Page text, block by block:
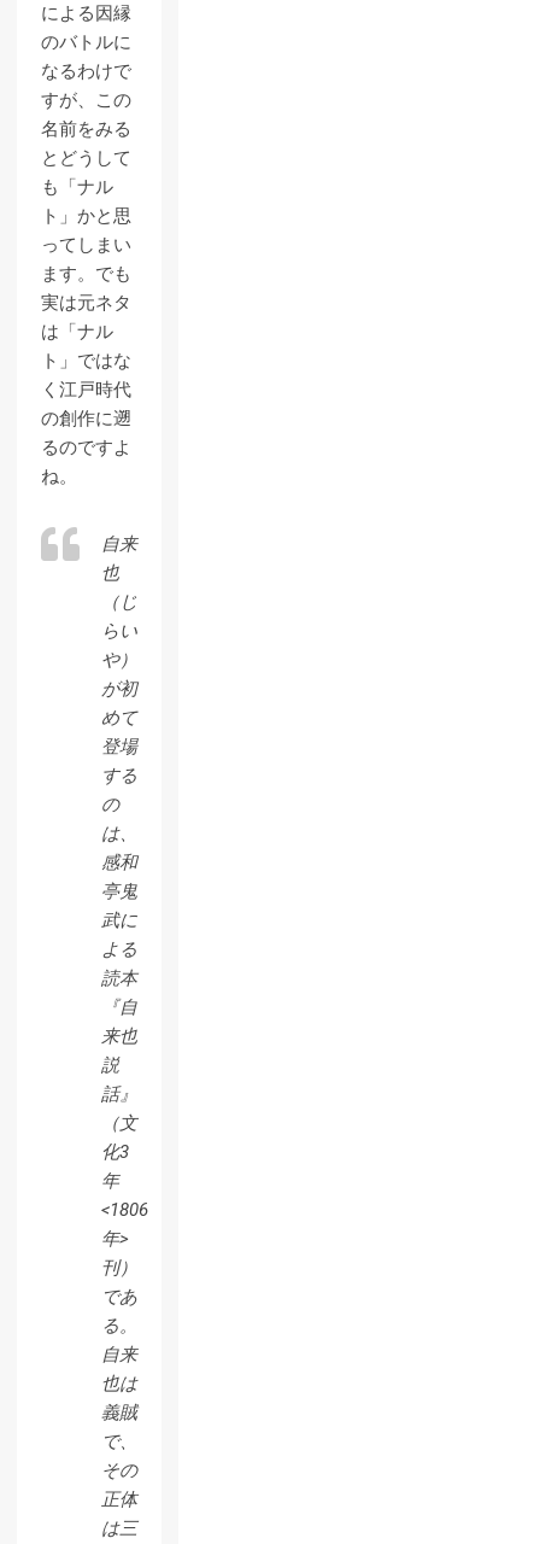
による因縁
のバトルに
なるわけで
すが、この
名前をみる
とどうして
も「ナル
ト」かと思
ってしまい
ます。でも
実は元ネタ
は「ナル
ト」ではな
く江戸時代
の創作に遡
るのですよ
ね。
自来
也
（じ
らい
や）
が初
めて
登場
する
の
は、
感和
亭鬼
武に
よる
読本
『自
来也
説
話』
（文
化3
年
<1806
年>
刊）
であ
る。
自来
也は
義賊
で、
その
正体
は三